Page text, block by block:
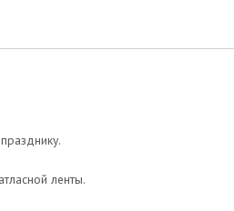
ленты.